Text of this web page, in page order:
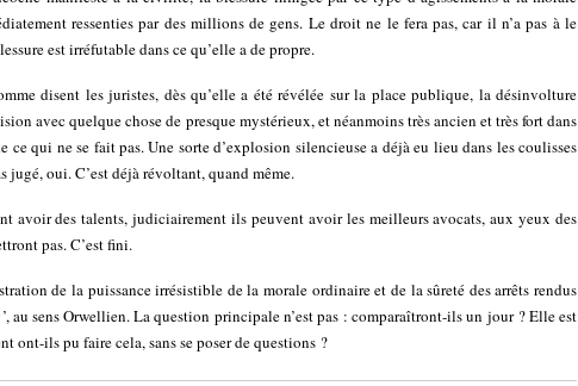
ressenties par des millions de gens. Le droit ne le fera pas, car il n’a pas à le
est irréfutable dans ce qu’elle a de propre.
disent les juristes, dès qu’elle a été révélée sur la place publique, la désinvolture
avec quelque chose de presque mystérieux, et néanmoins très ancien et très fort dans
ce qui ne se fait pas. Une sorte d’explosion silencieuse a déjà eu lieu dans les coulisses
jugé, oui. C’est déjà révoltant, quand même.
avoir des talents, judiciairement ils peuvent avoir les meilleurs avocats, aux yeux des
pas. C’est fini.
de la puissance irrésistible de la morale ordinaire et de la sûreté des arrêts rendus
au sens Orwellien. La question principale n’est pas : comparaîtront-ils un jour ? Elle est
ont-ils pu faire cela, sans se poser de questions ?